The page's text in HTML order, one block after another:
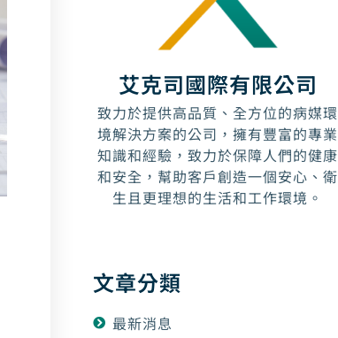
艾克司國際有限公司
致力於提供高品質、全方位的病媒環
境解決方案的公司，擁有豐富的專業
知識和經驗，致力於保障人們的健康
和安全，幫助客戶創造一個安心、衛
生且更理想的生活和工作環境。
文章分類
最新消息